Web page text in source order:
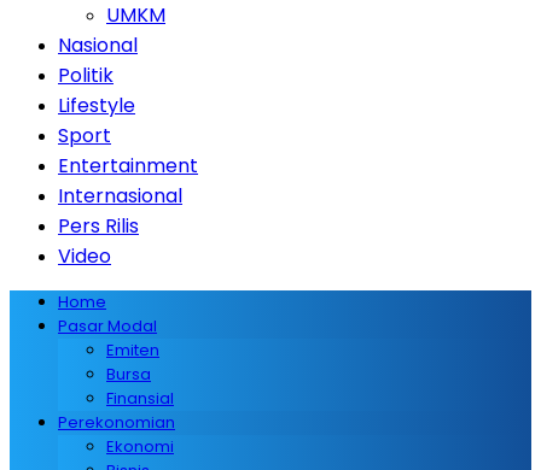
UMKM
Nasional
Politik
Lifestyle
Sport
Entertainment
Internasional
Pers Rilis
Video
Home
Pasar Modal
Emiten
Bursa
Finansial
Perekonomian
Ekonomi